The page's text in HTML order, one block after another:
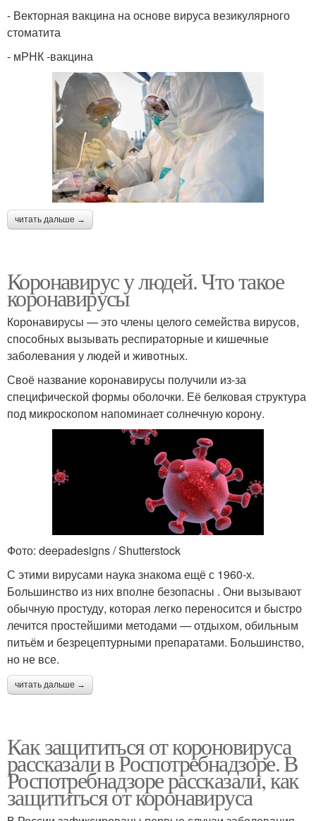
- Векторная вакцина на основе вируса везикулярного
стоматита
- мРНК -вакцина
читать дальше →
Коронавирус у людей. Что такое
коронавирусы
Коронавирусы — это члены целого семейства вирусов,
способных вызывать респираторные и кишечные
заболевания у людей и животных.
Своё название коронавирусы получили из‑за
специфической формы оболочки. Её белковая структура
под микроскопом напоминает солнечную корону.
Фото: deepadesigns / Shutterstock
С этими вирусами наука знакома ещё с 1960‑х.
Большинство из них вполне безопасны . Они вызывают
обычную простуду, которая легко переносится и быстро
лечится простейшими методами — отдыхом, обильным
питьём и безрецептурными препаратами. Большинство,
но не все.
читать дальше →
Как защититься от короновируса
рассказали в Роспотребнадзоре. В
Роспотребнадзоре рассказали, как
защититься от коронавируса